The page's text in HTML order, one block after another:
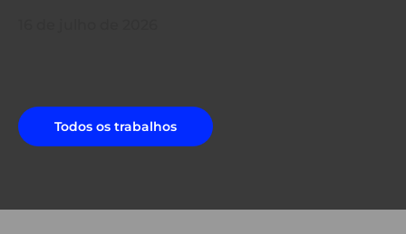
Todos os trabalhos